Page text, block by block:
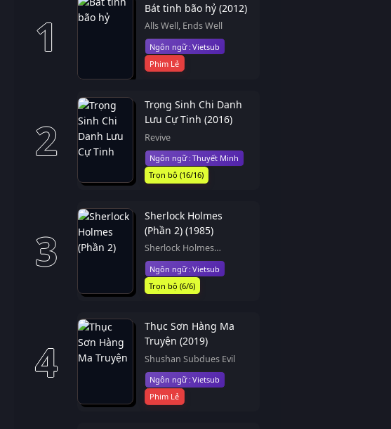
1
Bát tinh bão hỷ (2012)
Alls Well, Ends Well
Vietsub
Phim Lẻ
2
Trọng Sinh Chi Danh
Lưu Cự Tinh (2016)
Revive
Thuyết Minh
Trọn bộ (16/16)
3
Sherlock Holmes
(Phần 2) (1985)
Sherlock Holmes
(Season 2)
Vietsub
Trọn bộ (6/6)
4
Thục Sơn Hàng Ma
Truyện (2019)
Shushan Subdues Evil
Vietsub
Phim Lẻ